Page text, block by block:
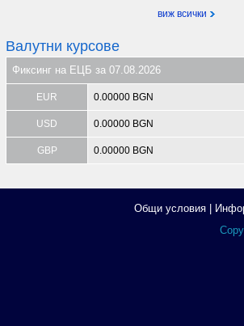
виж всички
Валутни курсове
Фиксинг на ЕЦБ за 07.08.2026
EUR 0.00000 BGN
USD 0.00000 BGN
GBP 0.00000 BGN
Общи условия|